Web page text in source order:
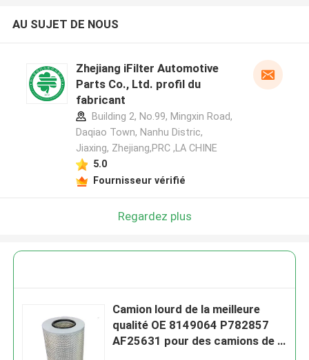
AU SUJET DE NOUS
Zhejiang iFilter Automotive
Parts Co., Ltd. profil du
fabricant
Building 2, No.99, Mingxin Road,
Daqiao Town, Nanhu Distric,
Jiaxing, Zhejiang,PRC ,LA CHINE
5.0
Fournisseur vérifié
Regardez plus
Camion lourd de la meilleure
qualité OE 8149064 P782857
AF25631 pour des camions de ,